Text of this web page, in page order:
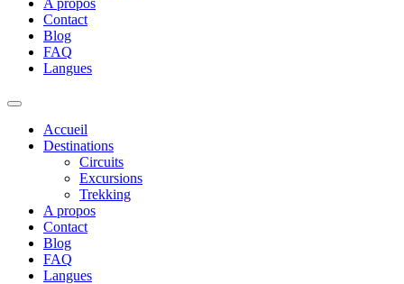
A propos
Contact
Blog
FAQ
Langues
Accueil
Destinations
Circuits
Excursions
Trekking
A propos
Contact
Blog
FAQ
Langues